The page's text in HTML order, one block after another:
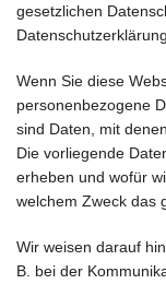
gesetzlichen
Datenschutzerklärung.
Wenn Sie diese
personenbezogene
sind Daten, mit
Die vorliegende
erheben und wofür
welchem Zweck das
Wir weisen darauf
B. bei der